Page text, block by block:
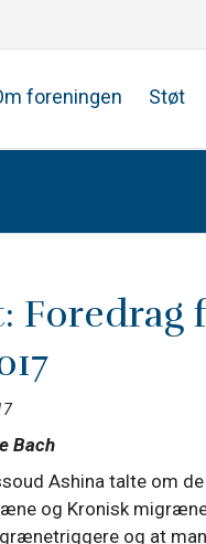
foreningen Støt
Bach
Ashina talte om
og Kronisk
og at man